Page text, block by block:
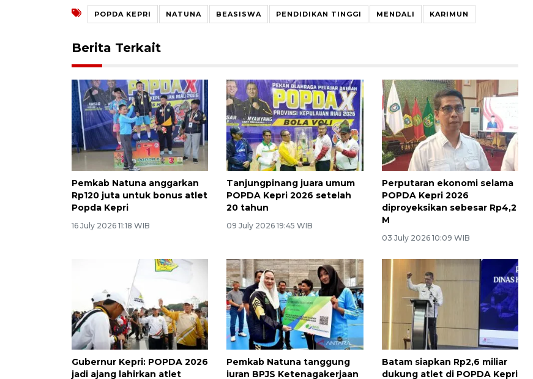
POPDA KEPRI NATUNA BEASISWA PENDIDIKAN TINGGI MENDALI KARIMUN
Berita Terkait
Pemkab Natuna anggarkan
Rp120 juta untuk bonus atlet
Popda Kepri
16 July 2026 11:18 WIB
Tanjungpinang juara umum
POPDA Kepri 2026 setelah
20 tahun
09 July 2026 19:45 WIB
Perputaran ekonomi selama
POPDA Kepri 2026
diproyeksikan sebesar Rp4,2
M
03 July 2026 10:09 WIB
Gubernur Kepri: POPDA 2026
jadi ajang lahirkan atlet
Pemkab Natuna tanggung
iuran BPJS Ketenagakerjaan
Batam siapkan Rp2,6 miliar
dukung atlet di POPDA Kepri